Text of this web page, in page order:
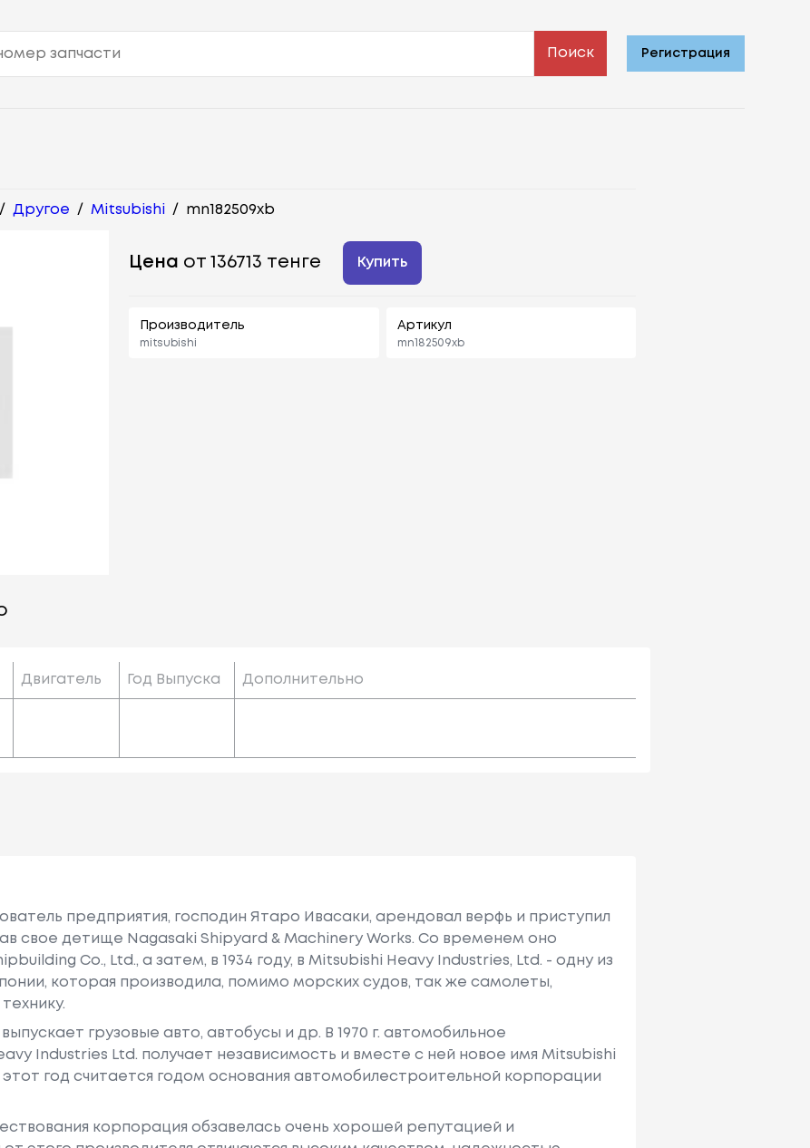
Поиск Регистрация
/ Другое / Mitsubishi / mn182509xb
Цена от 136713 тенге Купить
Производитель
mitsubishi
Артикул
mn182509xb
Двигатель Год Выпуска Дополнительно
предприятия, господин Ятаро Ивасаки, арендовал верфь и приступил
свое детище Nagasaki Shipyard & Machinery Works. Со временем оно
Co., Ltd., а затем, в 1934 году, в Mitsubishi Heavy Industries, Ltd. - одну из
которая производила, помимо морских судов, так же самолеты,
грузовые авто, автобусы и др. В 1970 г. автомобильное
Industries Ltd. получает независимость и вместе с ней новое имя Mitsubishi
год считается годом основания автомобилестроительной корпорации
корпорация обзавелась очень хорошей репутацией и